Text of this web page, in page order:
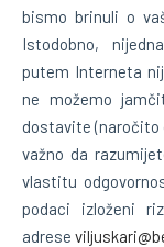
bismo brinuli o
Istodobno,
putem Interneta
ne možemo
dostavite (naročito
važno da
vlastitu
podaci izloženi
adrese